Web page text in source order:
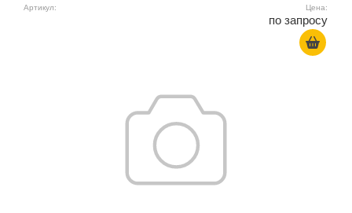
Артикул: Цена:
по запросу